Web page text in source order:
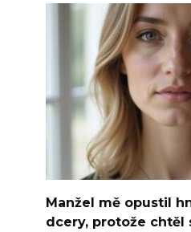
Manžel mě opustil
dcery, protože chtěl